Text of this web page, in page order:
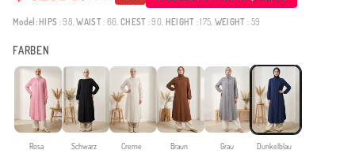
Model: HIPS : 98,WAIST: 66,CHEST : 90, HEIGHT : 175, WEIGHT : 59
FARBEN
Rosa Schwarz Creme Braun Grau Dunkelblau